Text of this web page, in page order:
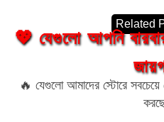
Related
💖 যেগুলো আপনি
🔥 যেগুলো আমাদের স্টোরে